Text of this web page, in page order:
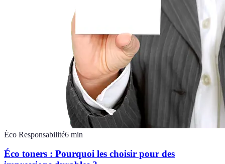
Éco Responsabilité6 min
Éco toners : Pourquoi les choisir pour des